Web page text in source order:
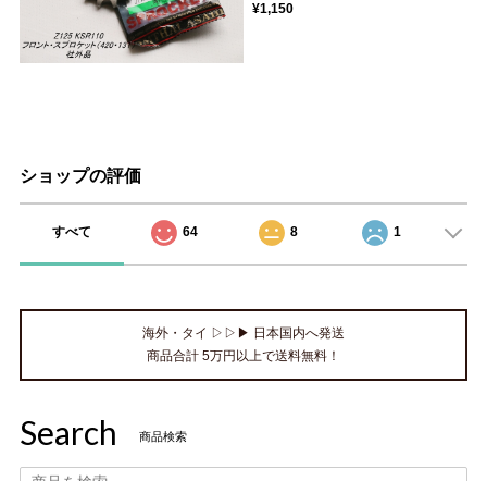
¥1,150
ショップの評価
すべて 64 8 1
海外・タイ ▷▷▶ 日本国内へ発送
商品合計 5万円以上で送料無料！
Search 商品検索